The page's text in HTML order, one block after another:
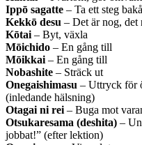
Ippō sagatte – Ta ett steg
Kekkō desu – Det är nog, det
Kōtai – Byt, växla
Mōichido – En gång till
Mōikkai – En gång till
Nobashite – Sträck ut
Onegaishimasu – Uttryck för
(inledande hälsning)
Otagai ni rei – Buga mot
Otsukaresama (deshita) –
jobbat!” (efter lektion)